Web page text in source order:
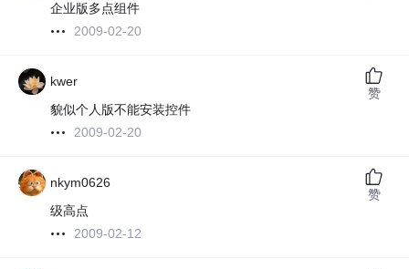
企业版多点组件
2009-02-20
kwer
貌似个人版不能安装控件
2009-02-20
赞
nkym0626
级高点
2009-02-12
赞